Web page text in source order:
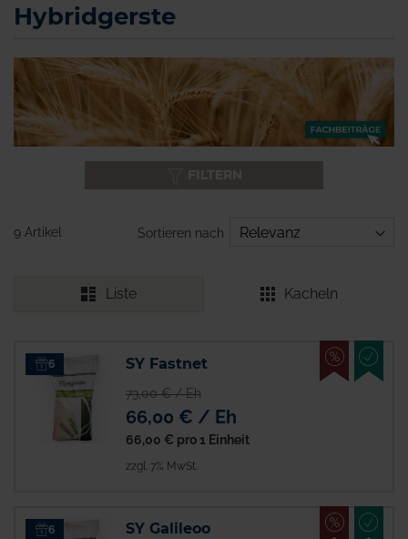
Hybridgerste
9 Artikel Sortieren nach
Liste Kacheln
6 SY Fastnet
73,00 € / Eh
66,00 € / Eh
66,00 € pro 1 Einheit
zzgl. 7% MwSt.
%
6 SY Galileoo
%